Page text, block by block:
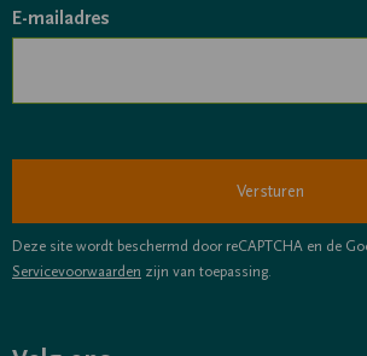
E-mailadres
Deze site wordt beschermd door reCAPTCHA en de
Servicevoorwaarden zijn van toepassing.